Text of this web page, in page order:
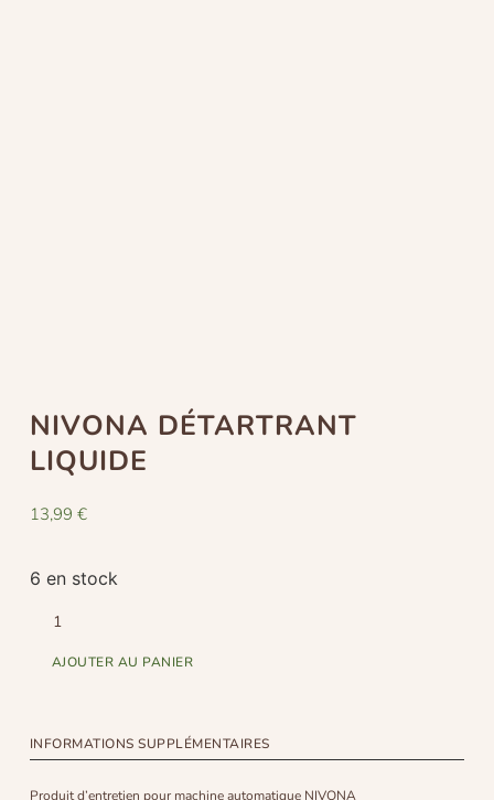
NIVONA DÉTARTRANT
LIQUIDE
13,99 €
6 en stock
AJOUTER AU PANIER
INFORMATIONS SUPPLÉMENTAIRES
Produit d’entretien pour machine automatique NIVONA